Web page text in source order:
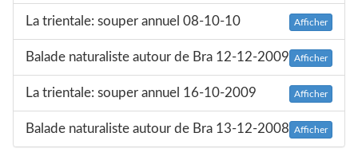
La trientale: souper annuel 08-10-10 Afficher
Balade naturaliste autour de Bra 12-12-2009 Afficher
La trientale: souper annuel 16-10-2009 Afficher
Balade naturaliste autour de Bra 13-12-2008 Afficher